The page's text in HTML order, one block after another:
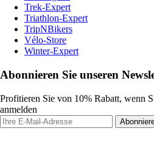
Trek-Expert
Triathlon-Expert
TripNBikers
Vélo-Store
Winter-Expert
Abonnieren Sie unseren
Profitieren Sie von 10% Rabatt, wenn
anmelden